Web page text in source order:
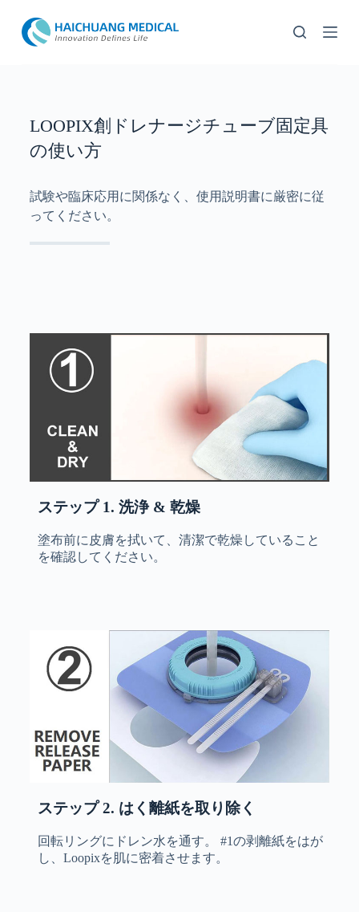
ン
LOOPIX創ドレナージチューブ固定具
の使い方
試験や臨床応用に関係なく、使用説明書に厳密に従
ってください。
ステップ 1. 洗浄 & 乾燥
塗布前に皮膚を拭いて、清潔で乾燥していること
を確認してください。
ステップ 2. はく離紙を取り除く
回転リングにドレン水を通す。 #1の剥離紙をはが
し、Loopixを肌に密着させます。